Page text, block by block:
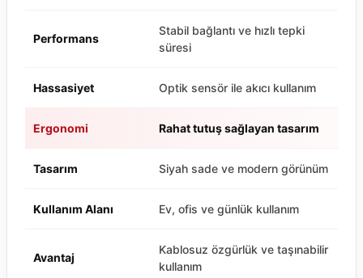
Performans
Stabil bağlantı ve hızlı tepki
süresi
Hassasiyet Optik sensör ile akıcı kullanım
Ergonomi Rahat tutuş sağlayan tasarım
Tasarım Siyah sade ve modern görünüm
Kullanım Alanı Ev, ofis ve günlük kullanım
Avantaj
Kablosuz özgürlük ve taşınabilir
kullanım